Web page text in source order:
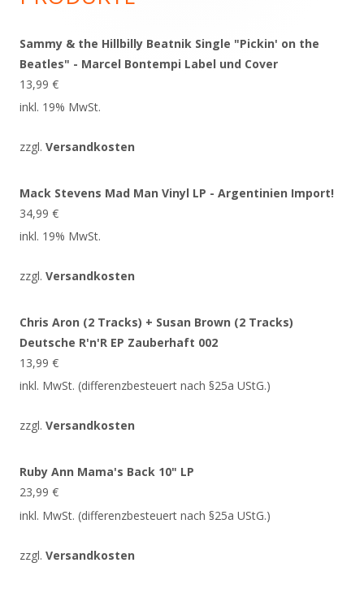
Sammy & the Hillbilly Beatnik Single "Pickin' on the
Beatles" - Marcel Bontempi Label und Cover
13,99 €
inkl. 19% MwSt.
zzgl. Versandkosten
Mack Stevens Mad Man Vinyl LP - Argentinien Import!
34,99 €
inkl. 19% MwSt.
zzgl. Versandkosten
Chris Aron (2 Tracks) + Susan Brown (2 Tracks)
Deutsche R'n'R EP Zauberhaft 002
13,99 €
inkl. MwSt. (differenzbesteuert nach §25a UStG.)
zzgl. Versandkosten
Ruby Ann Mama's Back 10" LP
23,99 €
inkl. MwSt. (differenzbesteuert nach §25a UStG.)
zzgl. Versandkosten